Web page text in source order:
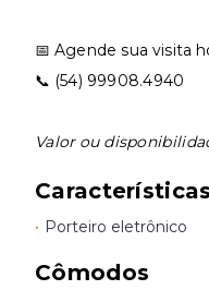
📅 Agende sua visita
📞 (54) 99908.4940
Valor ou
• Porteiro eletrônico
Cômodos